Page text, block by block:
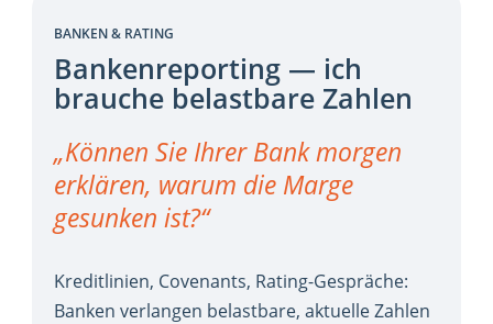
BANKEN & RATING
Bankenreporting — ich
brauche belastbare Zahlen
„Können Sie Ihrer Bank morgen
erklären, warum die Marge
gesunken ist?“
Kreditlinien, Covenants, Rating-Gespräche:
Banken verlangen belastbare, aktuelle Zahlen